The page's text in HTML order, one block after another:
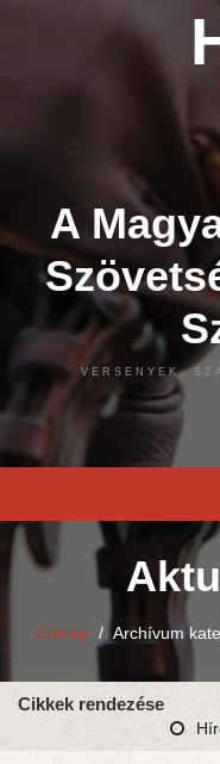
A
VERSENYEK,
Címlap / Archívum
Cikkek rendezése